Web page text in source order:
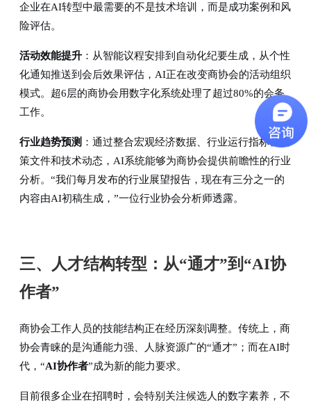
企业在AI转型中最需要的不是技术培训，而是成功案例和风
险评估。
活动效能提升 ：从智能议程安排到自动化纪要生成，从个性
化通知推送到会后效果评估，AI正在改变商协会的活动组织
模式。超6层的商协会用数字化系统处理了超过80%的会务
工作。
行业趋势预测 ：通过整合宏观经济数据、行业运行指标、政
策文件和技术动态，AI系统能够为商协会提供前瞻性的行业
分析。“我们每月发布的行业展望报告，现在有三分之一的
内容由AI初稿生成，”一位行业协会分析师透露。
三、人才结构转型：从“通才”到“AI协
作者”
商协会工作人员的技能结构正在经历深刻调整。传统上，商
协会青睐的是沟通能力强、人脉资源广的“通才”；而在AI时
代，“AI协作者”成为新的能力要求。
目前很多企业在招聘时，会特别关注候选人的数字素养，不